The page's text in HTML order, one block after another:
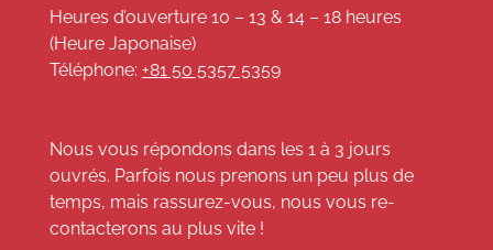
Heures d’ouverture 10 – 13 & 14 – 18 heures
(Heure Japonaise)
Téléphone: +81 50 5357 5359
Nous vous répondons dans les 1 à 3 jours
ouvrés. Parfois nous prenons un peu plus de
temps, mais rassurez-vous, nous vous re-
contacterons au plus vite !